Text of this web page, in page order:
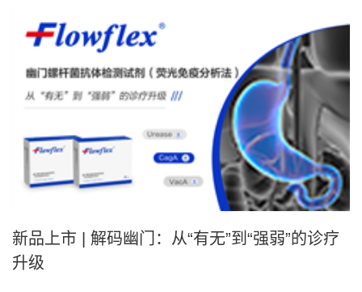
新品上市 | 解码幽门：从“有无”到“强弱”的诊疗
升级